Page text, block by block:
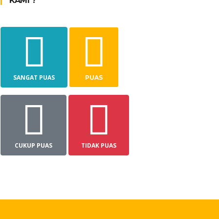
SANGAT PUAS PUAS
CUKUP PUAS TIDAK PUAS